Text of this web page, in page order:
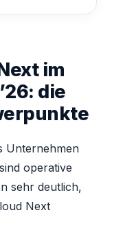
im
die
Unternehmen
operative
sehr deutlich,
Next